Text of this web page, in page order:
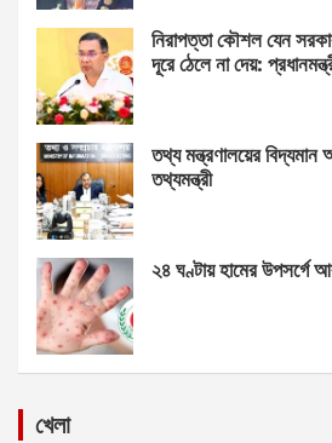
নিরাপত্তা কৌশল যেন
দূরে ঠেলে না দেয়:
তথ্য মন্ত্রণালয়ের
তথ্যমন্ত্রী
২৪ ঘণ্টায় হামের উপসর্গে
খেলা